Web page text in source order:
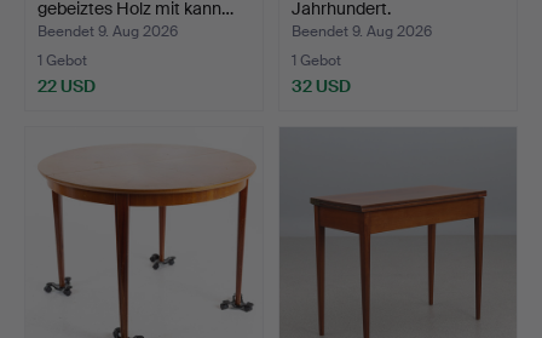
gebeiztes Holz mit kann…
Beendet 9. Aug 2026
1 Gebot
22 USD
Jahrhundert.
Beendet 9. Aug 2026
1 Gebot
32 USD